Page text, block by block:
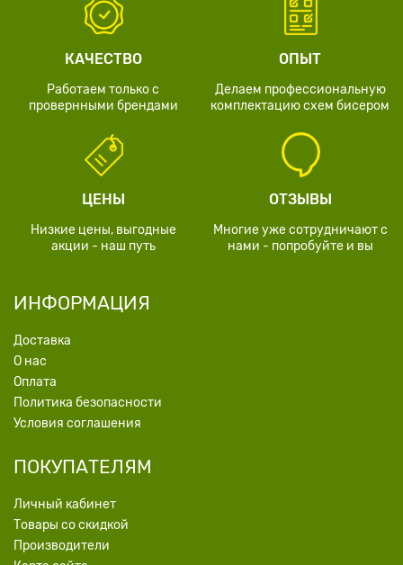
КАЧЕСТВО
Работаем только с
провернными брендами
ОПЫТ
Делаем профессиональную
комплектацию схем бисером
ЦЕНЫ
Низкие цены, выгодные
акции - наш путь
ОТЗЫВЫ
Многие уже сотрудничают с
нами - попробуйте и вы
ИНФОРМАЦИЯ
Доставка
О нас
Оплата
Политика безопасности
Условия соглашения
ПОКУПАТЕЛЯМ
Личный кабинет
Товары со скидкой
Производители